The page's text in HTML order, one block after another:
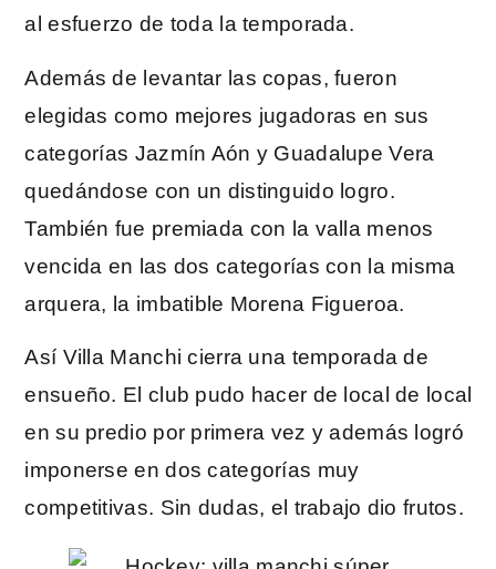
al esfuerzo de toda la temporada.
Además de levantar las copas, fueron
elegidas como mejores jugadoras en sus
categorías Jazmín Aón y Guadalupe Vera
quedándose con un distinguido logro.
También fue premiada con la valla menos
vencida en las dos categorías con la misma
arquera, la imbatible Morena Figueroa.
Así Villa Manchi cierra una temporada de
ensueño. El club pudo hacer de local de local
en su predio por primera vez y además logró
imponerse en dos categorías muy
competitivas. Sin dudas, el trabajo dio frutos.